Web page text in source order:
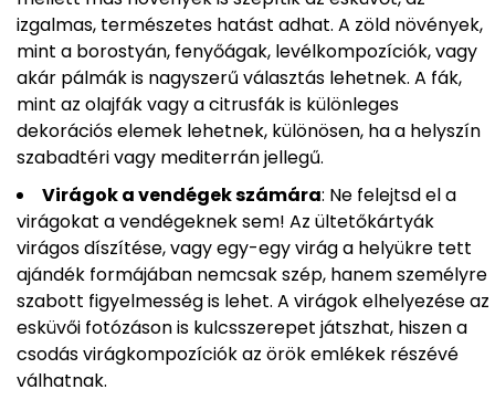
izgalmas, természetes hatást adhat. A zöld növények,
mint a borostyán, fenyőágak, levélkompozíciók, vagy
akár pálmák is nagyszerű választás lehetnek. A fák,
mint az olajfák vagy a citrusfák is különleges
dekorációs elemek lehetnek, különösen, ha a helyszín
szabadtéri vagy mediterrán jellegű.
Virágok a vendégek számára: Ne felejtsd el a
virágokat a vendégeknek sem! Az ültetőkártyák
virágos díszítése, vagy egy-egy virág a helyükre tett
ajándék formájában nemcsak szép, hanem személyre
szabott figyelmesség is lehet. A virágok elhelyezése az
esküvői fotózáson is kulcsszerepet játszhat, hiszen a
csodás virágkompozíciók az örök emlékek részévé
válhatnak.